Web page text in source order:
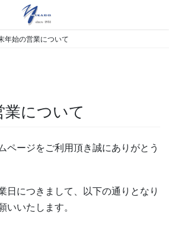
年始の営業について
業について
ページをご利用頂き誠にありがとう
日につきまして、以下の通りとなり
いいたします。